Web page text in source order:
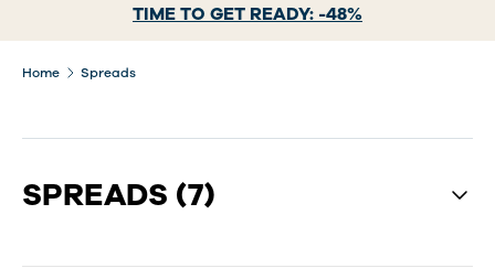
TIME TO GET READY: -48%
Home Spreads
SPREADS (7)